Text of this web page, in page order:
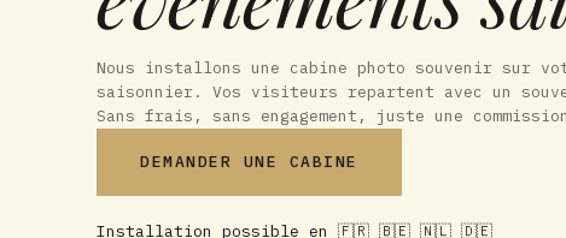
Nous installons une cabine photo souvenir sur
saisonnier. Vos visiteurs repartent avec un
Sans frais, sans engagement, juste une
DEMANDER UNE CABINE
Installation possible en 🇫🇷 🇧🇪 🇳🇱 🇩🇪